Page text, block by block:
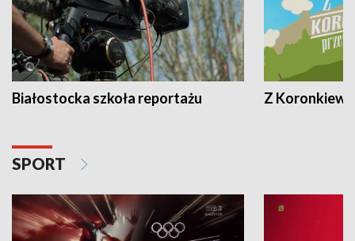
Białostocka szkoła reportażu Z
SPORT